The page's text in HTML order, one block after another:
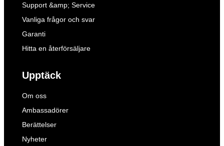
Support &amp; Service
Vanliga frågor och svar
Garanti
Hitta en återförsäljare
Upptäck
Om oss
Ambassadörer
Berättelser
Nyheter